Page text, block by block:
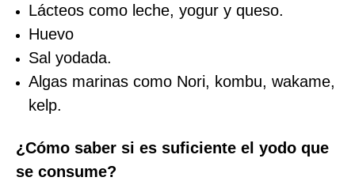
Lácteos como leche, yogur y queso.
Huevo
Sal yodada.
Algas marinas como Nori, kombu, wakame,
kelp.
¿Cómo saber si es suficiente el yodo que
se consume?